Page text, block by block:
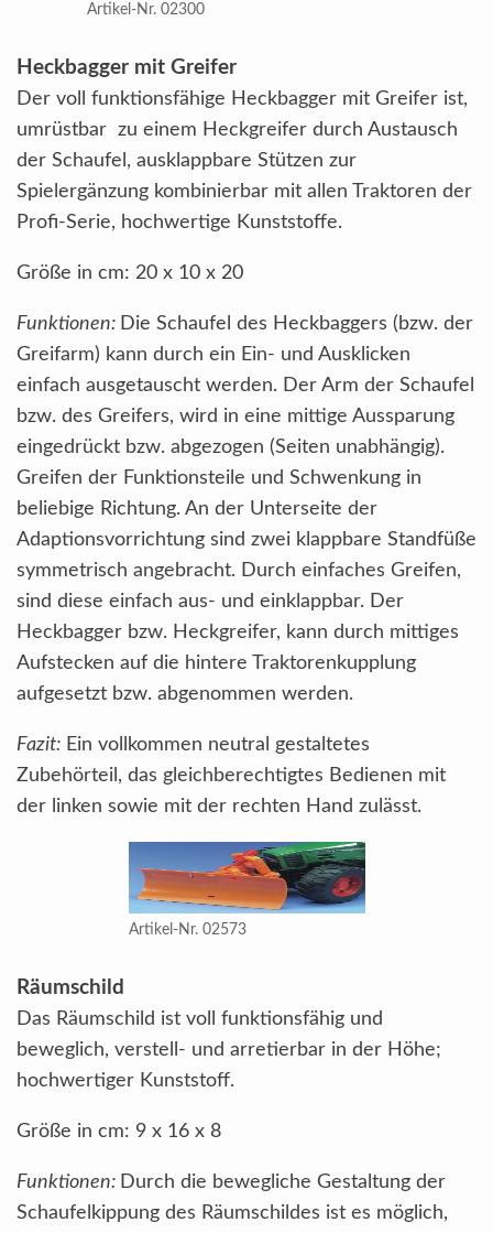
Artikel-Nr. 02300
Heckbagger mit Greifer
Der voll funktionsfähige Heckbagger mit Greifer ist,
umrüstbar zu einem Heckgreifer durch Austausch
der Schaufel, ausklappbare Stützen zur
Spielergänzung kombinierbar mit allen Traktoren der
Profi-Serie, hochwertige Kunststoffe.
Größe in cm: 20 x 10 x 20
Funktionen: Die Schaufel des Heckbaggers (bzw. der
Greifarm) kann durch ein Ein- und Ausklicken
einfach ausgetauscht werden. Der Arm der Schaufel
bzw. des Greifers, wird in eine mittige Aussparung
eingedrückt bzw. abgezogen (Seiten unabhängig).
Greifen der Funktionsteile und Schwenkung in
beliebige Richtung. An der Unterseite der
Adaptionsvorrichtung sind zwei klappbare Standfüße
symmetrisch angebracht. Durch einfaches Greifen,
sind diese einfach aus- und einklappbar. Der
Heckbagger bzw. Heckgreifer, kann durch mittiges
Aufstecken auf die hintere Traktorenkupplung
aufgesetzt bzw. abgenommen werden.
Fazit: Ein vollkommen neutral gestaltetes
Zubehörteil, das gleichberechtigtes Bedienen mit
der linken sowie mit der rechten Hand zulässt.
Artikel-Nr. 02573
Räumschild
Das Räumschild ist voll funktionsfähig und
beweglich, verstell- und arretierbar in der Höhe;
hochwertiger Kunststoff.
Größe in cm: 9 x 16 x 8
Funktionen: Durch die bewegliche Gestaltung der
Schaufelkippung des Räumschildes ist es möglich,